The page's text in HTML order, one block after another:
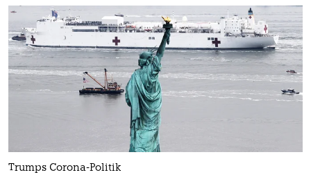
Trumps Corona-Politik